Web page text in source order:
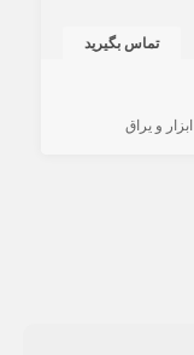
تماس بگیرید
ابزار و یراق